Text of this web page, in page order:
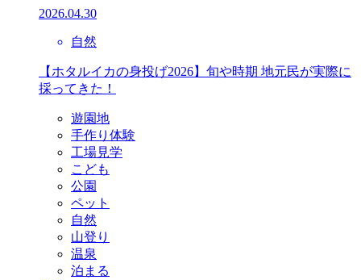
2026.04.30
自然
【ホタルイカの身投げ2026】旬や時期 地元民が実際に
採ってきた！
遊園地
手作り体験
工場見学
こども
公園
ペット
自然
山登り
温泉
泊まる